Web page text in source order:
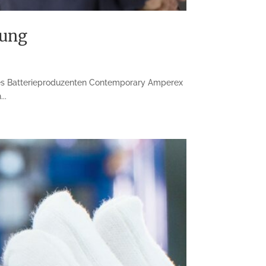
Batterieproduzenten Contemporary Amperex